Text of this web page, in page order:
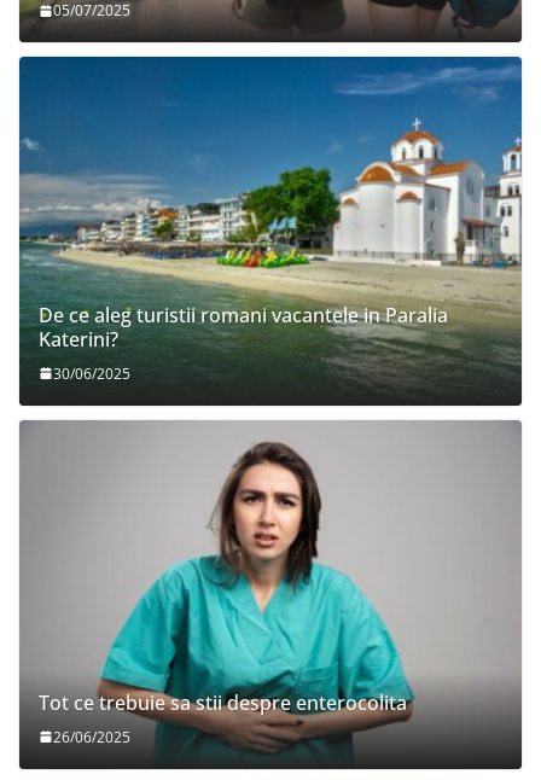
05/07/2025
De ce aleg turistii romani vacantele in Paralia
Katerini?
30/06/2025
Tot ce trebuie sa stii despre enterocolita
26/06/2025